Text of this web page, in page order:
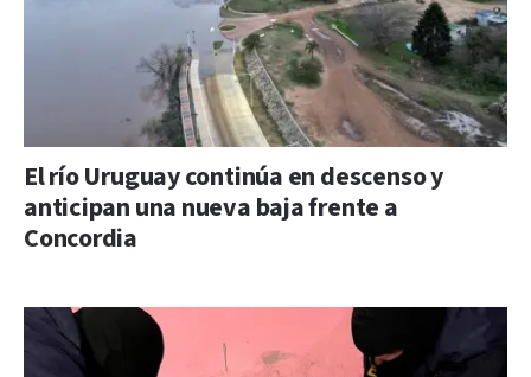
El río Uruguay continúa en descenso y
anticipan una nueva baja frente a
Concordia